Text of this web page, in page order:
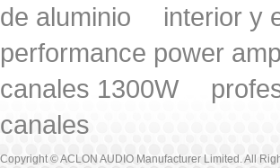
de aluminio
interior y
performance power
canales 1300W
canales
Copyright © ACLON AUDIO Manufacturer Limited. All